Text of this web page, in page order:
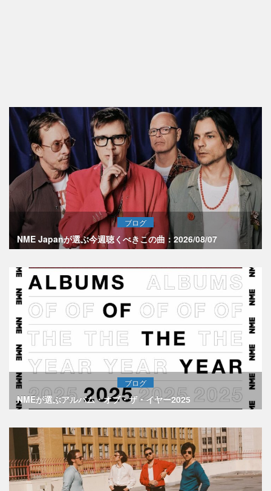
ブログ
NME Japanが選ぶ今週聴くべきこの曲：2026/08/07
ブログ
NMEが選ぶアルバム・オブ・ザ・イヤー2025